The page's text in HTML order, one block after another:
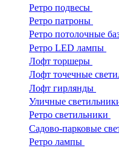
Ретро подвесы
Ретро патроны
Ретро потолочные
Ретро LED лампы
Лофт торшеры
Лофт точечные
Лофт гирлянды
Уличные
Ретро светильники
Садово-парковые
Ретро лампы